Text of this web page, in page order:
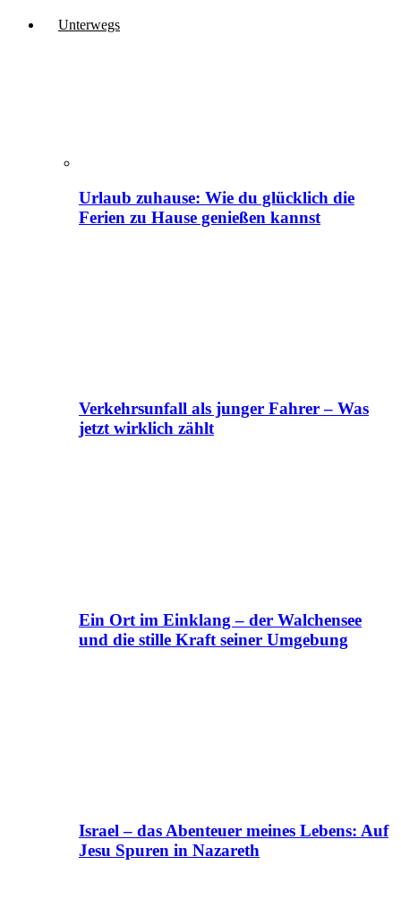
Unterwegs
Urlaub zuhause: Wie du glücklich die
Ferien zu Hause genießen kannst
Verkehrsunfall als junger Fahrer – Was
jetzt wirklich zählt
Ein Ort im Einklang – der Walchensee
und die stille Kraft seiner Umgebung
Israel – das Abenteuer meines Lebens: Auf
Jesu Spuren in Nazareth